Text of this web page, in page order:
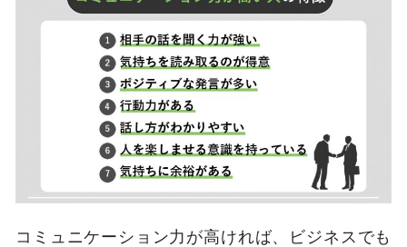
コミュニケーション力が高ければ、ビジネスでも